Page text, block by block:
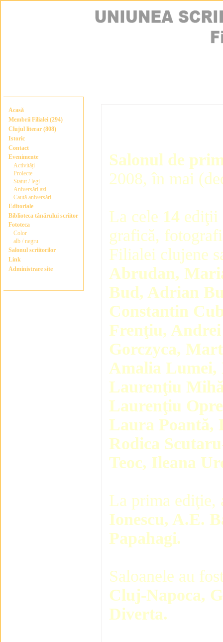
Acasă
Membrii Filialei (294)
Clujul literar (808)
Istoric
Contact
Evenimente
Activități
Proiecte
Statut / legi
Aniversări azi
Caută aniversări
Editoriale
Biblioteca tânărului scriitor
Fototeca
Color
alb / negru
Salonul scriitorilor
Link
Administrare site
Salonul de
2008, în mai
La cele 14 ediţii
grafică,
Filialei clujene
Abrudan,
Bud, Adrian
Constantin
Frenţiu, Andrei
Gorczyca,
Amalia
Laurenţiu
Laurenţiu
Laura Poantă,
Rodica
Teoc, Ileana
La prima ediţie,
Ionescu, A.E.
Papahagi.
Saloanele au
Cluj-Napoca,
Diverta.